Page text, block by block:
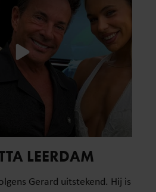
LEERDAM
Gerard uitstekend. Hij is